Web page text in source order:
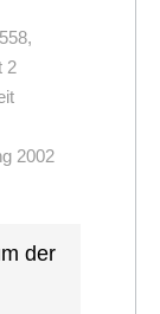
2
2002
der